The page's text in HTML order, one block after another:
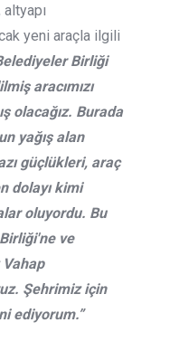
yeni araçla ilgili
Birliği
aracımızı
olacağız. Burada
yağış alan
güçlükleri, araç
dolayı kimi
oluyordu. Bu
ve
Vahap
Şehrimiz için
ediyorum.”